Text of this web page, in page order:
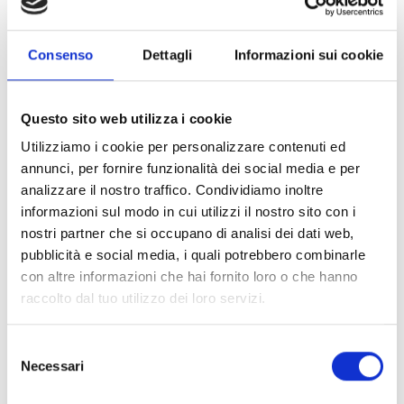
Consenso Dettagli Informazioni sui cookie
Questo sito web utilizza i cookie
Utilizziamo i cookie per personalizzare contenuti ed
annunci, per fornire funzionalità dei social media e per
analizzare il nostro traffico. Condividiamo inoltre
informazioni sul modo in cui utilizzi il nostro sito con i
nostri partner che si occupano di analisi dei dati web,
pubblicità e social media, i quali potrebbero combinarle
con altre informazioni che hai fornito loro o che hanno
raccolto dal tuo utilizzo dei loro servizi.
delNecessari
diseñados para simplificar la gestión de las instalaciones
y aumentar el valor del servicio que ofrecen los